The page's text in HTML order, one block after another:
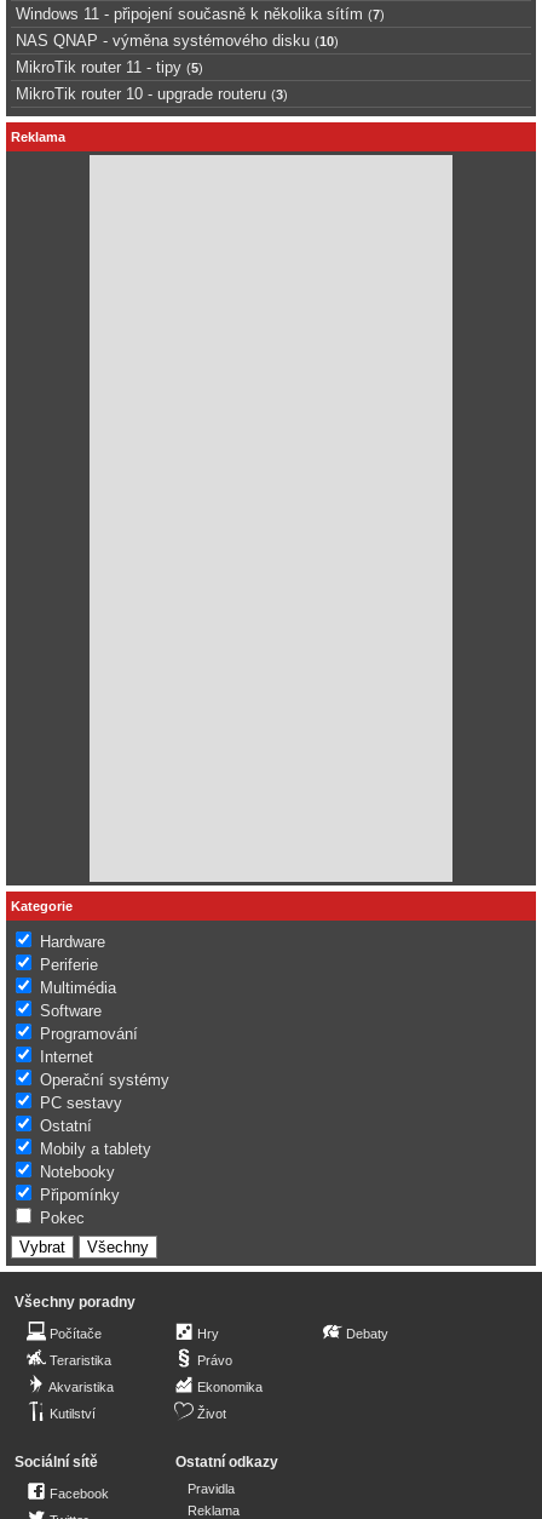
Windows 11 - připojení současně k několika sítím (7)
NAS QNAP - výměna systémového disku (10)
MikroTik router 11 - tipy (5)
MikroTik router 10 - upgrade routeru (3)
Reklama
Kategorie
Hardware
Periferie
Multimédia
Software
Programování
Internet
Operační systémy
PC sestavy
Ostatní
Mobily a tablety
Notebooky
Připomínky
Pokec
Všechny poradny
Počítače
Teraristika
Akvaristika
Kutilství
Hry
Právo
Ekonomika
Život
Debaty
Sociální sítě
Facebook
Ostatní odkazy
Pravidla
Reklama